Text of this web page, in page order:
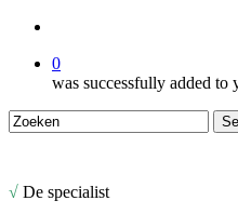
0
was successfully added to
√ De specialist